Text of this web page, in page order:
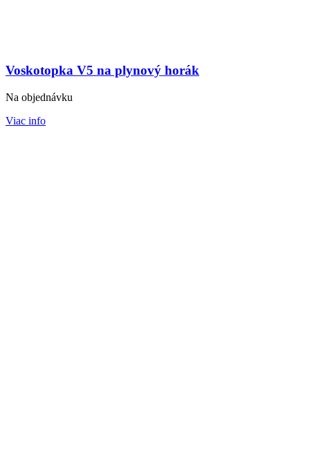
Voskotopka V5 na plynový horák
Na objednávku
Viac info